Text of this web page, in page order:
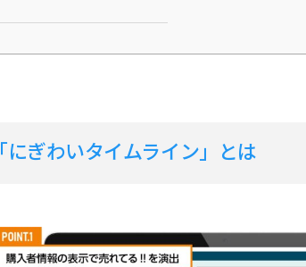
「にぎわいタイムライン」とは